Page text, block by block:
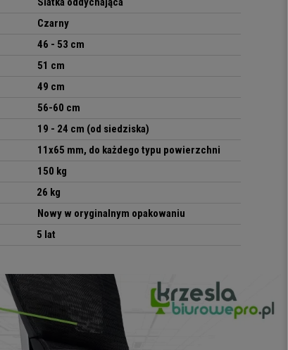
Czarny
46 - 53 cm
51 cm
49 cm
56-60 cm
19 - 24 cm (od siedziska)
11x65 mm, do każdego typu powierzchni
150 kg
26 kg
Nowy w oryginalnym opakowaniu
5 lat